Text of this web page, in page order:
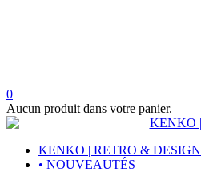
0
Aucun produit dans votre panier.
KENKO | RETRO & DESIGN
• NOUVEAUTÉS